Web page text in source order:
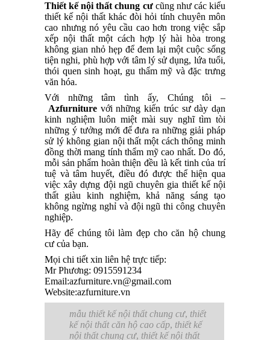
Thiết kế nội thất chung cưcũng như các kiểu
thiết kế nội thất khác đòi hỏi tính chuyên môn
cao nhưng nó yêu cầu cao hơn trong việc sắp
xếp nội thất một cách hợp lý hài hòa trong
không gian nhỏ hẹp để đem lại một cuộc sống
tiện nghi, phù hợp với tâm lý sử dụng, lứa tuổi,
thói quen sinh hoạt, gu thẩm mỹ và đặc trưng
văn hóa.
Với những tâm tình ấy, Chúng tôi –
Azfurniture với những kiến trúc sư dày dạn
kinh nghiệm luôn miệt mài suy nghĩ tìm tòi
những ý tưởng mới để đưa ra những giải pháp
sử lý không gian nội thất một cách thông minh
đồng thời mang tính thẩm mỹ cao nhất. Do đó,
mỗi sản phẩm hoàn thiện đều là kết tinh của trí
tuệ và tâm huyết, điều đó được thể hiện qua
việc xây dựng đội ngũ chuyên gia thiết kế nội
thất giàu kinh nghiệm, khả năng sáng tạo
không ngừng nghỉ và đội ngũ thi công chuyên
nghiệp.
Hãy để chúng tôi làm đẹp cho căn hộ chung
cư của bạn.
Mọi chi tiết xin liên hệ trực tiếp:
Mr Phương: 0915591234
Email:azfurniture.vn@gmail.com
Website:azfurniture.vn
mẫu thiết kế nội thất chung cư, thiết
kế nội thất căn hộ cao cấp, thiết kế
nội thất chung cư, thiết kế nội thất